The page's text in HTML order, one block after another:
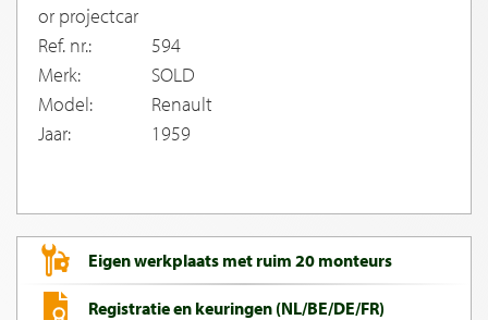
or projectcar
Ref. nr.:
594
Merk:
SOLD
Model:
Renault
Jaar:
1959
Eigen werkplaats met ruim 20 monteurs
Registratie en keuringen (NL/BE/DE/FR)